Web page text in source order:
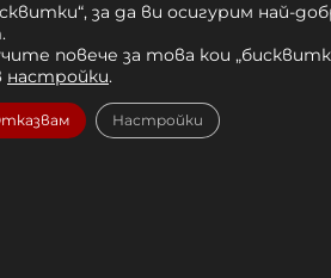
и представител на голямо
екипировка, фитнес уреди и
за да ви осигурим най-
повече за това кои
настройки.
Настройки